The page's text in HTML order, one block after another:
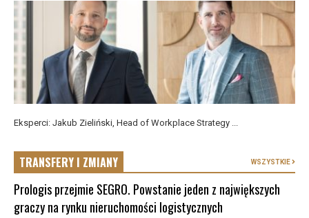
Eksperci: Jakub Zieliński, Head of Workplace Strategy ...
TRANSFERY I ZMIANY WSZYSTKIE
Prologis przejmie SEGRO. Powstanie jeden z największych
graczy na rynku nieruchomości logistycznych